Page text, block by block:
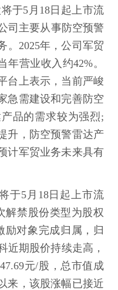
于5月18日起上市流
司主要从事防空预警
。2025年，公司军贸
年营业收入约42%。
台上表示，当前严峻
急需建设和完善防空
品的需求较为强烈;
升，防空预警雷达产
计军贸业务未来具有
于5月18日起上市流
解禁股份类型为股权
励对象完成归属，归
近期股价持续走高，
元/股，总市值成
来，该股涨幅已接近